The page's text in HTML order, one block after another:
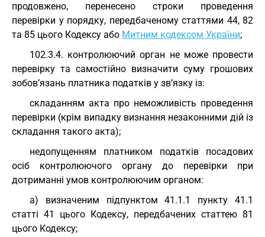
продовжено, перенесено строки проведення
перевірки у порядку, передбаченому статтями 44, 82
та 85 цього Кодексу або Митним кодексом України;
102.3.4. контролюючий орган не може провести
перевірку та самостійно визначити суму грошових
зобов’язань платника податків у зв’язку із:
складанням акта про неможливість проведення
перевірки (крім випадку визнання незаконними дій із
складання такого акта);
недопущенням платником податків посадових
осіб контролюючого органу до перевірки при
дотриманні умов контролюючим органом:
а) визначеним підпунктом 41.1.1 пункту 41.1
статті 41 цього Кодексу, передбачених статтею 81
цього Кодексу;